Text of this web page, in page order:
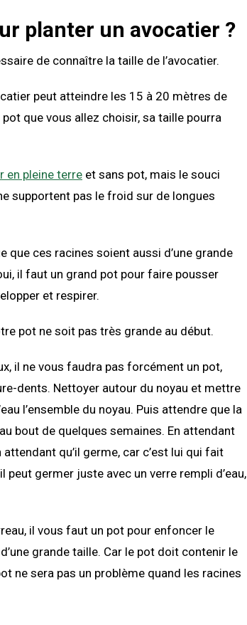
planter un avocatier ?
de connaître la taille de l’avocatier.
peut atteindre les 15 à 20 mètres de
que vous allez choisir, sa taille pourra
en pleine terre et sans pot, mais le souci
supportent pas le froid sur de longues
que ces racines soient aussi d’une grande
il faut un grand pot pour faire pousser
et respirer.
pot ne soit pas très grande au début.
il ne vous faudra pas forcément un pot,
dents. Nettoyer autour du noyau et mettre
l’ensemble du noyau. Puis attendre que la
bout de quelques semaines. En attendant
qu’il germe, car c’est lui qui fait
peut germer juste avec un verre rempli d’eau,
il vous faut un pot pour enfoncer le
grande taille. Car le pot doit contenir le
ne sera pas un problème quand les racines